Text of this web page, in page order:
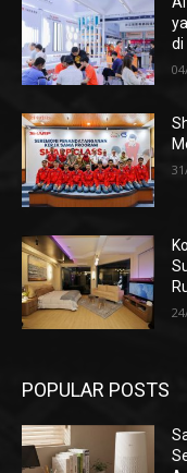
di
POPULAR POSTS